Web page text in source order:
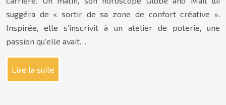
suggéra de « sortir de sa zone de confort créative ».
Inspirée, elle s’inscrivit à un atelier de poterie, une
passion qu’elle avait…
Lire la suite